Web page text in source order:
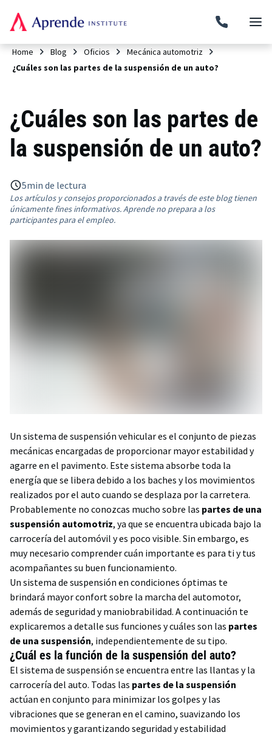
Home Blog Oficios
Mecánica automotriz
¿Cuáles son las partes de la suspensión de un auto?
¿Cuáles son las partes de
la suspensión de un auto?
5min de lectura
Los artículos y consejos proporcionados a través de este blog tienen
únicamente fines informativos. Aprende no prepara a los
participantes para el empleo.
Un sistema de suspensión vehicular es el conjunto de piezas
mecánicas encargadas de proporcionar mayor estabilidad y
agarre en el pavimento. Este sistema absorbe toda la
energía que se libera debido a los baches y los movimientos
realizados por el auto cuando se desplaza por la carretera.
Probablemente no conozcas mucho sobre las partes de una
suspensión automotriz, ya que se encuentra ubicada bajo la
carrocería del automóvil y es poco visible. Sin embargo, es
muy necesario comprender cuán importante es para ti y tus
acompañantes su buen funcionamiento.
Un sistema de suspensión en condiciones óptimas te
brindará mayor confort sobre la marcha del automotor,
además de seguridad y maniobrabilidad. A continuación te
explicaremos a detalle sus funciones y cuáles son las partes
de una suspensión, independientemente de su tipo.
¿Cuál es la función de la suspensión del auto?
El sistema de suspensión se encuentra entre las llantas y la
carrocería del auto. Todas las partes de la suspensión
actúan en conjunto para minimizar los golpes y las
vibraciones que se generan en el camino, suavizando los
movimientos y garantizando seguridad y estabilidad